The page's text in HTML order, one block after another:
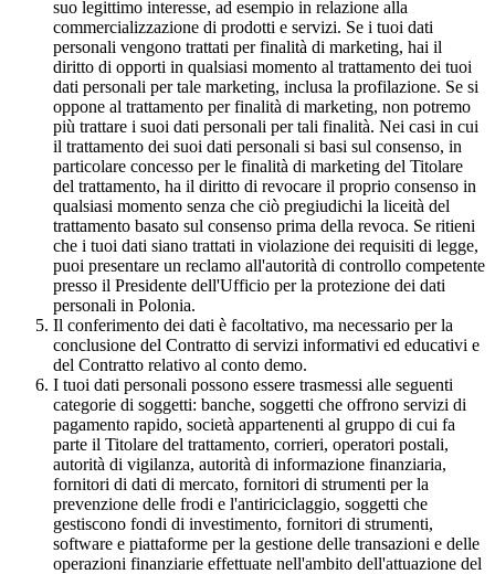
suo legittimo interesse, ad esempio in relazione alla
commercializzazione di prodotti e servizi. Se i tuoi dati
personali vengono trattati per finalità di marketing, hai il
diritto di opporti in qualsiasi momento al trattamento dei tuoi
dati personali per tale marketing, inclusa la profilazione. Se si
oppone al trattamento per finalità di marketing, non potremo
più trattare i suoi dati personali per tali finalità. Nei casi in cui
il trattamento dei suoi dati personali si basi sul consenso, in
particolare concesso per le finalità di marketing del Titolare
del trattamento, ha il diritto di revocare il proprio consenso in
qualsiasi momento senza che ciò pregiudichi la liceità del
trattamento basato sul consenso prima della revoca. Se ritieni
che i tuoi dati siano trattati in violazione dei requisiti di legge,
puoi presentare un reclamo all'autorità di controllo competente
presso il Presidente dell'Ufficio per la protezione dei dati
personali in Polonia.
Il conferimento dei dati è facoltativo, ma necessario per la
conclusione del Contratto di servizi informativi ed educativi e
del Contratto relativo al conto demo.
I tuoi dati personali possono essere trasmessi alle seguenti
categorie di soggetti: banche, soggetti che offrono servizi di
pagamento rapido, società appartenenti al gruppo di cui fa
parte il Titolare del trattamento, corrieri, operatori postali,
autorità di vigilanza, autorità di informazione finanziaria,
fornitori di dati di mercato, fornitori di strumenti per la
prevenzione delle frodi e l'antiriciclaggio, soggetti che
gestiscono fondi di investimento, fornitori di strumenti,
software e piattaforme per la gestione delle transazioni e delle
operazioni finanziarie effettuate nell'ambito dell'attuazione del